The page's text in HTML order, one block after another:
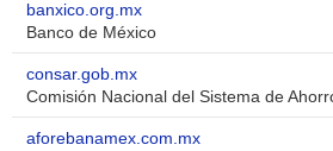
banxico.org.mx
Banco de México
consar.gob.mx
Comisión Nacional del Sistema de
aforebanamex.com.mx